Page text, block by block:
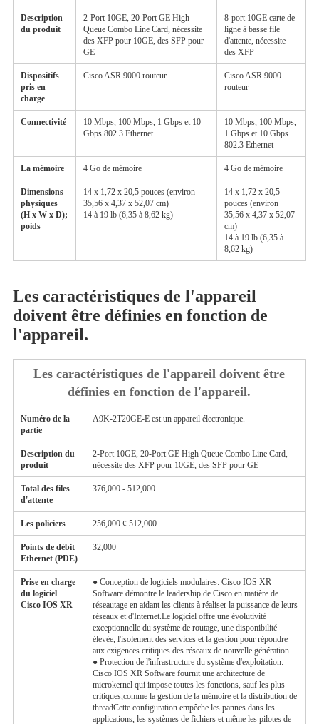
Description
du produit
2-Port 10GE, 20-Port GE High
Queue Combo Line Card, nécessite
des XFP pour 10GE, des SFP pour
GE
8-port 10GE carte de
ligne à basse file
d'attente, nécessite
des XFP
Dispositifs
pris en
charge
Cisco ASR 9000 routeur
Cisco ASR 9000
routeur
Connectivité
10 Mbps, 100 Mbps, 1 Gbps et 10
Gbps 802.3 Ethernet
10 Mbps, 100 Mbps,
1 Gbps et 10 Gbps
802.3 Ethernet
La mémoire 4 Go de mémoire 4 Go de mémoire
Dimensions
physiques
(H x W x D);
poids
14 x 1,72 x 20,5 pouces (environ
35,56 x 4,37 x 52,07 cm)
14 à 19 lb (6,35 à 8,62 kg)
14 x 1,72 x 20,5
pouces (environ
35,56 x 4,37 x 52,07
cm)
14 à 19 lb (6,35 à
8,62 kg)
Les caractéristiques de l'appareil
doivent être définies en fonction de
l'appareil.
Les caractéristiques de l'appareil doivent être
définies en fonction de l'appareil.
Numéro de la
partie
A9K-2T20GE-E est un appareil électronique.
Description du
produit
2-Port 10GE, 20-Port GE High Queue Combo Line Card,
nécessite des XFP pour 10GE, des SFP pour GE
Total des files
d'attente
376,000 - 512,000
Les policiers 256,000 ¢ 512,000
Points de débit
Ethernet (PDE)
32,000
Prise en charge
du logiciel
Cisco IOS XR
● Conception de logiciels modulaires: Cisco IOS XR
Software démontre le leadership de Cisco en matière de
réseautage en aidant les clients à réaliser la puissance de leurs
réseaux et d'Internet.Le logiciel offre une évolutivité
exceptionnelle du système de routage, une disponibilité
élevée, l'isolement des services et la gestion pour répondre
aux exigences critiques des réseaux de nouvelle génération.
● Protection de l'infrastructure du système d'exploitation:
Cisco IOS XR Software fournit une architecture de
microkernel qui impose toutes les fonctions, sauf les plus
critiques,comme la gestion de la mémoire et la distribution de
threadCette configuration empêche les pannes dans les
applications, les systèmes de fichiers et même les pilotes de